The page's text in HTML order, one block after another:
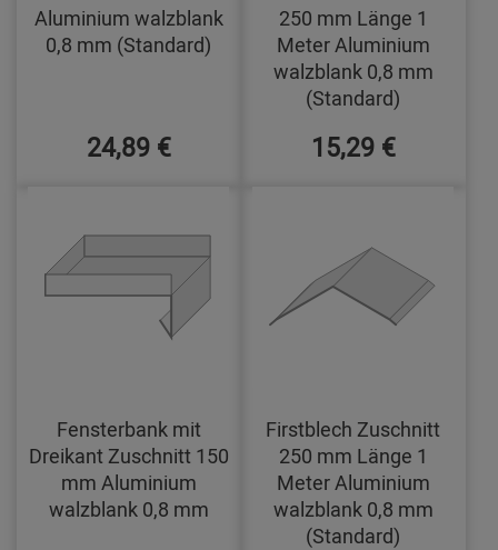
Aluminium walzblank
0,8 mm (Standard)
24,89 €
250 mm Länge 1
Meter Aluminium
walzblank 0,8 mm
(Standard)
15,29 €
Fensterbank mit
Dreikant Zuschnitt 150
mm Aluminium
walzblank 0,8 mm
Firstblech Zuschnitt
250 mm Länge 1
Meter Aluminium
walzblank 0,8 mm
(Standard)